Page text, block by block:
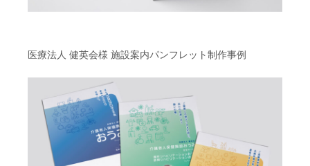
医療法人 健英会様 施設案内パンフレット制作事例